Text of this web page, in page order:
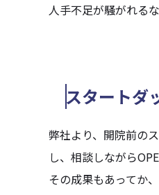
人手不足が騒がれる
スタートダ
弊社より、開院前の
し、相談しながら
その成果もあってか